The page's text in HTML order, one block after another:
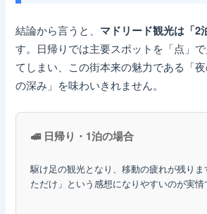
結論から言うと、 マドリード観光は「2
す。日帰りでは主要スポットを「点」
てしまい、この街本来の魅力である「
の深み」を味わいきれません。
🚅 日帰り・1泊の場合
駆け足の観光となり、移動の疲れが残り
ただけ」という感想になりやすいのが実情